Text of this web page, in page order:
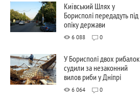
Київський Шлях у
Борисполі передадуть під
опіку держави
6 088 0
У Борисполі двох рибалок
судили за незаконний
вилов риби у Дніпрі
6 064 0